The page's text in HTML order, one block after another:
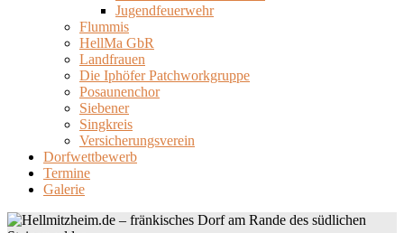
Jugendfeuerwehr
Flummis
HellMa GbR
Landfrauen
Die Iphöfer Patchworkgruppe
Posaunenchor
Siebener
Singkreis
Versicherungsverein
Dorfwettbewerb
Termine
Galerie